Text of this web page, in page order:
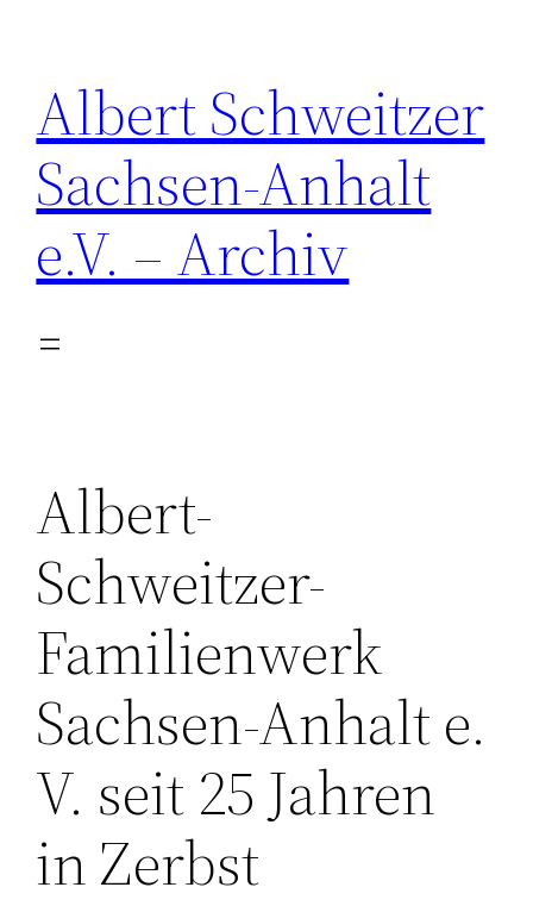
springen
Albert Schweitzer
Sachsen-Anhalt
e.V. – Archiv
Albert-
Schweitzer-
Familienwerk
Sachsen-Anhalt e.
V. seit 25 Jahren
in Zerbst